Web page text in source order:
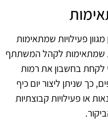
מגוון פעילויות שמתאימות
שמתאימות לקהל המשתתף
לקחת בחשבון את רמות
כך שניתן ליצור יום כיף
או פעילויות קבוצתיות